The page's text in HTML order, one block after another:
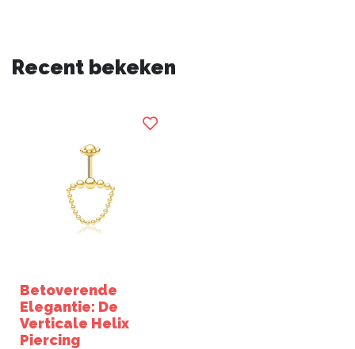
Recent bekeken
Betoverende
Elegantie: De
Verticale Helix
Piercing